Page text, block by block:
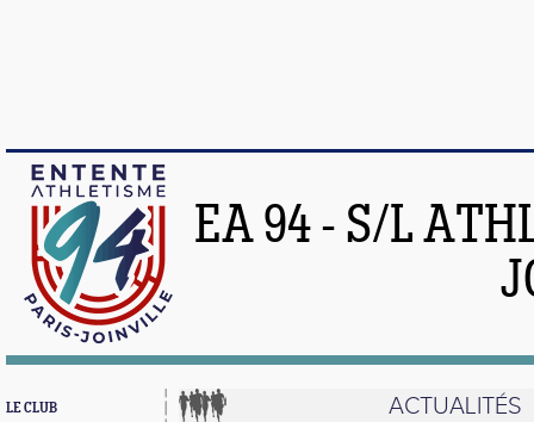
EA 94 - S/L
LE CLUB ACTUALITÉS